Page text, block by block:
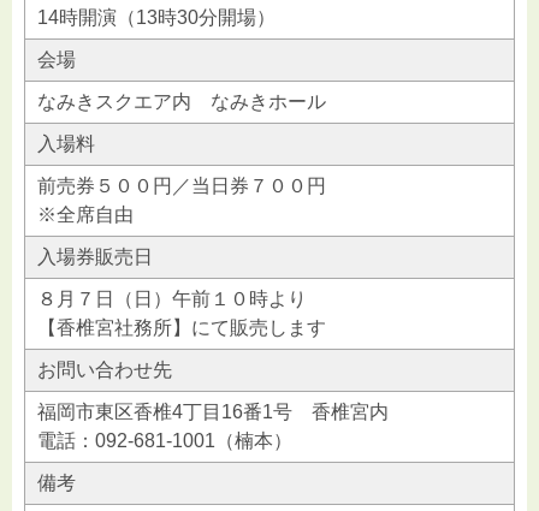
14時開演（13時30分開場）
会場
なみきスクエア内 なみきホール
入場料
前売券５００円／当日券７００円
※全席自由
入場券販売日
８月７日（日）午前１０時より
【香椎宮社務所】にて販売します
お問い合わせ先
福岡市東区香椎4丁目16番1号 香椎宮内
電話：092-681-1001（楠本）
備考